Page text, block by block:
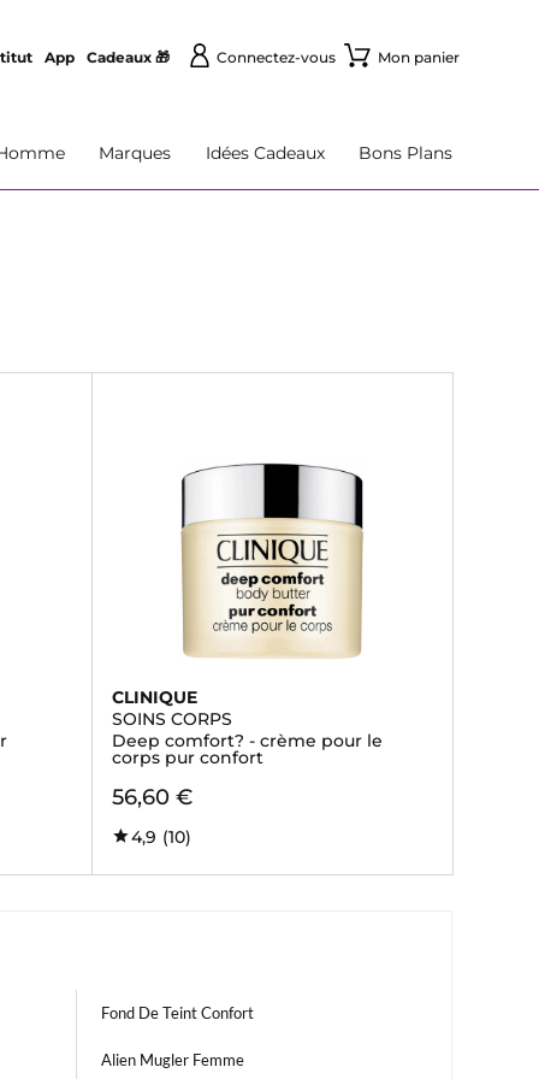
App Cadeaux 🎁 Connectez-vous Mon panier
Marques Idées Cadeaux Bons Plans
CLINIQUE
SOINS CORPS
Deep comfort? - crème pour le
corps pur confort
56,60 €
4,9 (10)
Fond De Teint Confort
Alien Mugler Femme